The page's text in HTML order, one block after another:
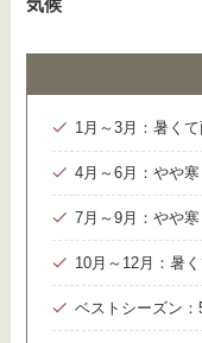
気候
1月～3月：暑く
4月～6月：やや
7月～9月：やや
10月～12月：暑
ベストシーズン：